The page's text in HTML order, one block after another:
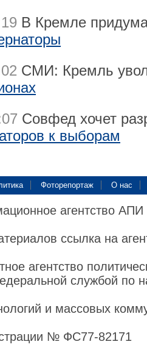
В Кремле
СМИ: Кремль
Совфед хочет
к выборам
Фоторепортаж О нас
агентство
ссылка на
агентство
службой по
и массовых
№ ФС77-82171